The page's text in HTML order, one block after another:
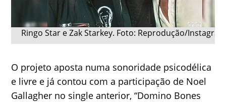
Ringo Star e Zak Starkey. Foto: Reprodução/
O projeto aposta numa sonoridade psicodélica
e livre e já contou com a participação de Noel
Gallagher no single anterior, “Domino Bones